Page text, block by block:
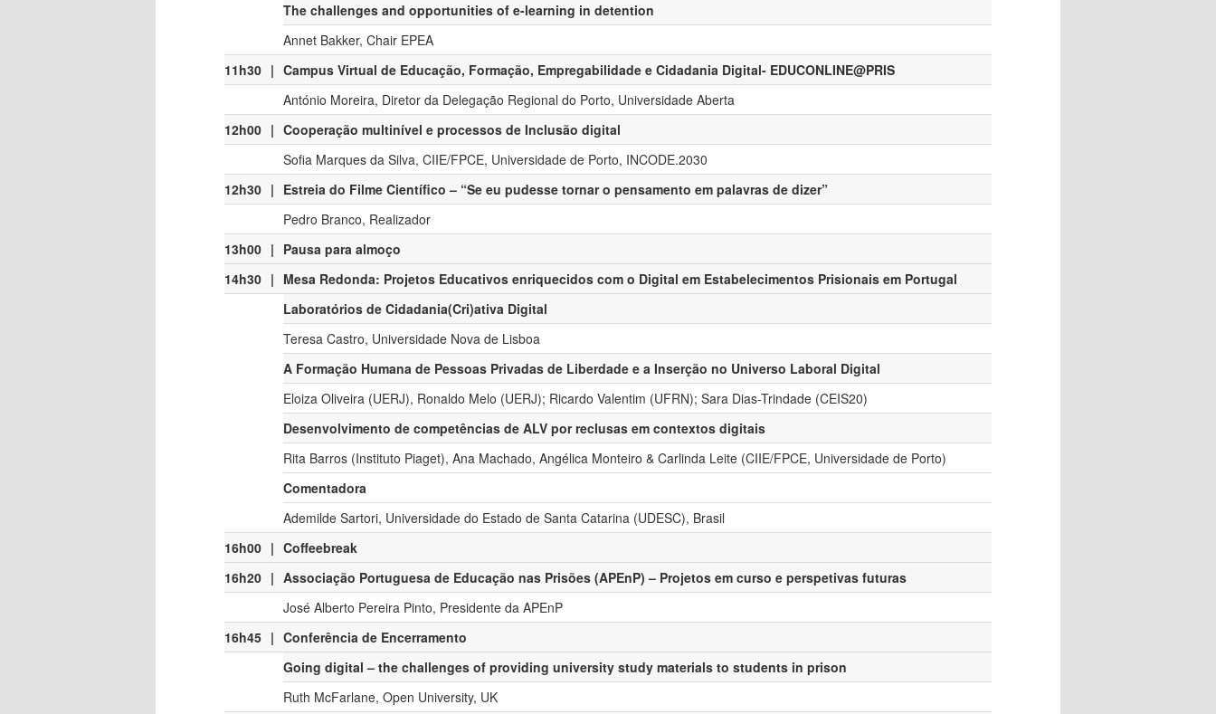
The challenges and opportunities of e-learning in detention
Annet Bakker, Chair EPEA
11h30 | Campus Virtual de Educação, Formação, Empregabilidade e Cidadania Digital- EDUCONLINE@PRIS
António Moreira, Diretor da Delegação Regional do Porto, Universidade Aberta
12h00 | Cooperação multinível e processos de Inclusão digital
Sofia Marques da Silva, CIIE/FPCE, Universidade de Porto, INCODE.2030
12h30 | Estreia do Filme Científico – “Se eu pudesse tornar o pensamento em palavras de dizer”
Pedro Branco, Realizador
13h00 | Pausa para almoço
14h30 | Mesa Redonda: Projetos Educativos enriquecidos com o Digital em Estabelecimentos Prisionais em Portugal
Laboratórios de Cidadania(Cri)ativa Digital
Teresa Castro, Universidade Nova de Lisboa
A Formação Humana de Pessoas Privadas de Liberdade e a Inserção no Universo Laboral Digital
Eloiza Oliveira (UERJ), Ronaldo Melo (UERJ); Ricardo Valentim (UFRN); Sara Dias-Trindade (CEIS20)
Desenvolvimento de competências de ALV por reclusas em contextos digitais
Rita Barros (Instituto Piaget), Ana Machado, Angélica Monteiro & Carlinda Leite (CIIE/FPCE, Universidade de Porto)
Comentadora
Ademilde Sartori, Universidade do Estado de Santa Catarina (UDESC), Brasil
16h00 | Coffeebreak
16h20 | Associação Portuguesa de Educação nas Prisões (APEnP) – Projetos em curso e perspetivas futuras
José Alberto Pereira Pinto, Presidente da APEnP
16h45 | Conferência de Encerramento
Going digital – the challenges of providing university study materials to students in prison
Ruth McFarlane, Open University, UK